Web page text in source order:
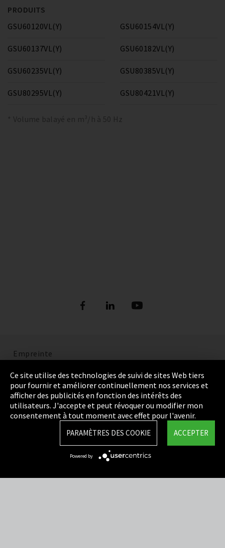
PRODUITS
GSU60120VL(Y)
GSU60137VL(Y)
GSU60154VL(Y)
GSU60182VL(Y)
GSU60235VL(Y)
GSU80295VL(Y)
GSU80385VL(Y)
GSU80421VL(Y)
* Volume balayé en m³/h à 50 Hz
Empreinte
Politique de confidentialité
Cookie Settings
Termes et Conditions
Integrity Line
Ce site utilise des technologies de suivi de sites Web tiers
pour fournir et améliorer continuellement nos services et
afficher des publicités en fonction des intérêts des
utilisateurs. J'accepte et peut révoquer ou modifier mon
consentement à tout moment avec effet pour l'avenir.
ACCEPTER
PARAMÈTRES DES COOKIE
Powered by